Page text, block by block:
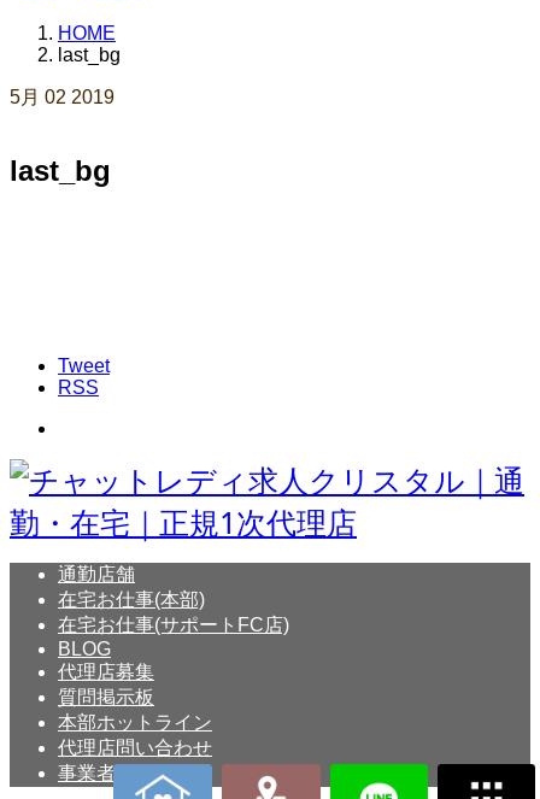
HOME
last_bg
5月 02 2019
last_bg
Tweet
RSS
通勤店舗
在宅お仕事(本部)
在宅お仕事(サポートFC店)
BLOG
代理店募集
質問掲示板
本部ホットライン
代理店問い合わせ
事業者概要